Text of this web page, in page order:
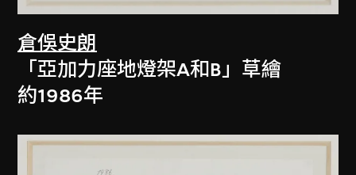
倉俁史朗
「亞加力座地燈架A和B」草繪
約1986年